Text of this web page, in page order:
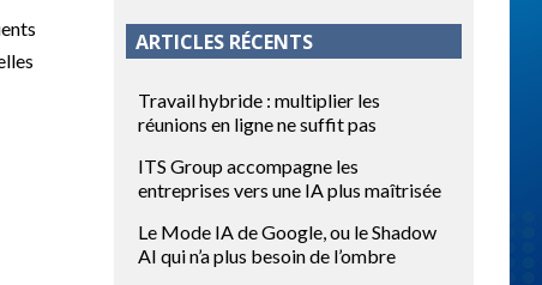
ARTICLES RÉCENTS
Travail hybride : multiplier les
réunions en ligne ne suffit pas
ITS Group accompagne les
entreprises vers une IA plus maîtrisée
Le Mode IA de Google, ou le Shadow
AI qui n’a plus besoin de l’ombre